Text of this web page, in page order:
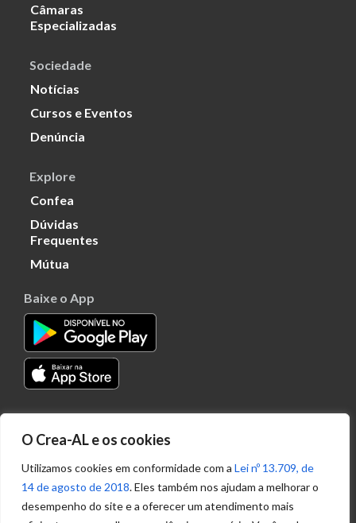
O Crea-AL e os cookies
Utilizamos cookies em conformidade com a Lei nº 13.709, de
14 de agosto de 2018. Eles também nos ajudam a melhorar o
desempenho do site e a oferecer um atendimento mais
Câmaras
Especializadas
Sociedade
Notícias
Cursos e Eventos
Denúncia
Explore
Confea
Dúvidas
Frequentes
Mútua
Baixe o App
Transparência
Portal
Acesso à
Informação
Política de